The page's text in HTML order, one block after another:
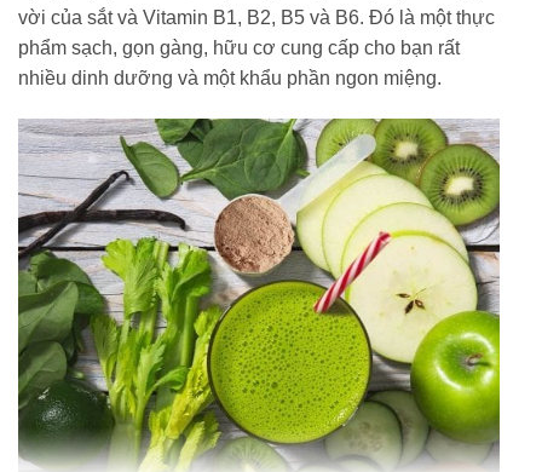
vời của sắt và Vitamin B1, B2, B5 và B6. Đó là một thực
phẩm sạch, gọn gàng, hữu cơ cung cấp cho bạn rất
nhiều dinh dưỡng và một khẩu phần ngon miệng.